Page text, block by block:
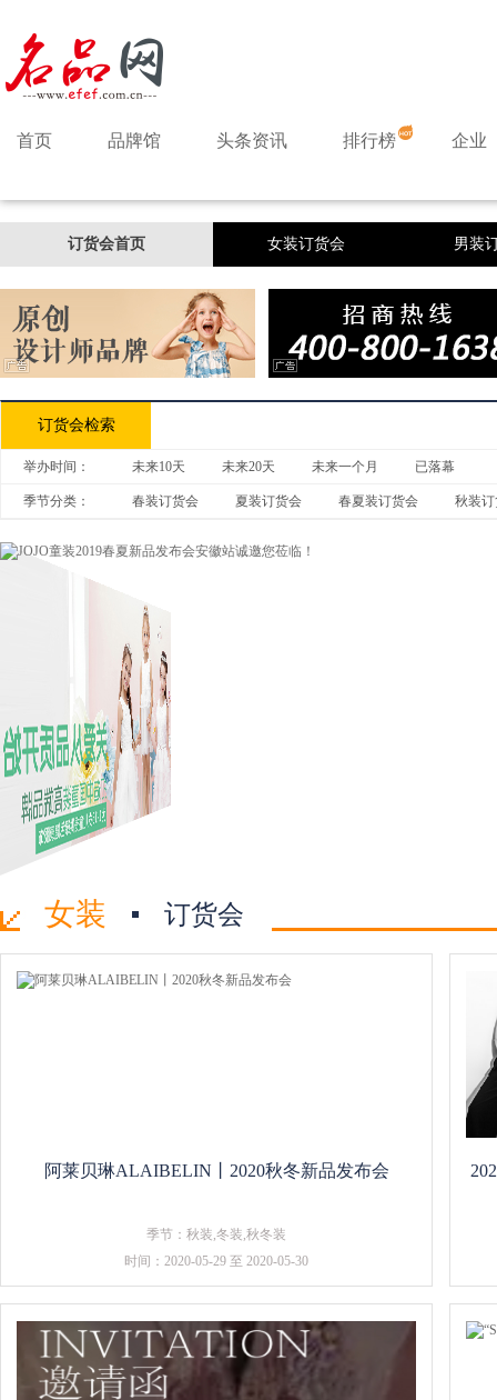
首页 品牌馆 头条资讯 排行榜 企业
订货会首页 女装订货会 男装
休闲装订货会 羽绒服订货会
订货会检索
举办时间： 未来10天 未来20天 未来一个月 已落幕
季节分类： 春装订货会 夏装订货会 春夏装订货会 秋装
女装 订货会
阿莱贝琳ALAIBELIN丨2020秋冬新品发布会
季节：秋装,冬装,秋冬装
时间：2020-05-29 至 2020-05-30